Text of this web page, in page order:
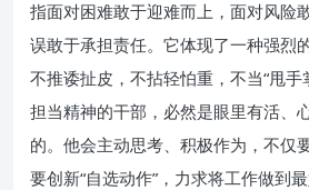
指面对困难敢于迎难而上，面对风险
误敢于承担责任。它体现了一种强烈
不推诿扯皮，不拈轻怕重，不当“甩手
担当精神的干部，必然是眼里有活、
的。他会主动思考、积极作为，不仅
要创新“自选动作”，力求将工作做到最